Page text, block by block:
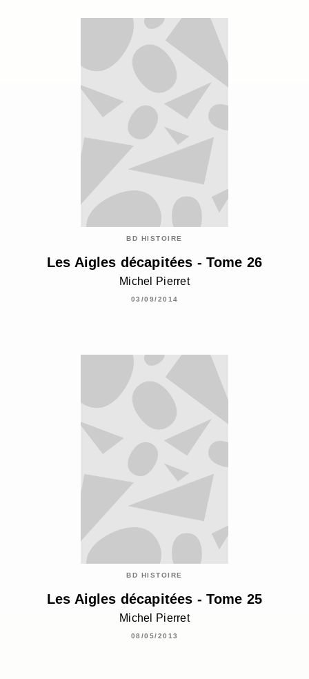
BD HISTOIRE
Les Aigles décapitées - Tome 26
Michel Pierret
03/09/2014
BD HISTOIRE
Les Aigles décapitées - Tome 25
Michel Pierret
08/05/2013